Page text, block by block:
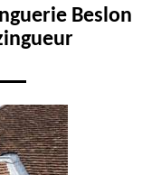
Beslon